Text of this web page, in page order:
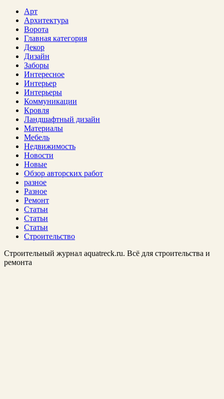
Арт
Архитектура
Ворота
Главная категория
Декор
Дизайн
Заборы
Интересное
Интерьер
Интерьеры
Коммуникации
Кровля
Ландшафтный дизайн
Материалы
Мебель
Недвижимость
Новости
Новые
Обзор авторских работ
разное
Разное
Ремонт
Статьи
Статьи
Статьи
Строительство
Строительный журнал aquatreck.ru. Всё для строительства и
ремонта